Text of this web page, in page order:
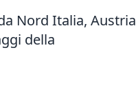
Nord Italia, Austria
della